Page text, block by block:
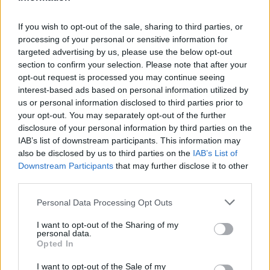
If you wish to opt-out of the sale, sharing to third parties, or
processing of your personal or sensitive information for
targeted advertising by us, please use the below opt-out
section to confirm your selection. Please note that after your
opt-out request is processed you may continue seeing
interest-based ads based on personal information utilized by
us or personal information disclosed to third parties prior to
your opt-out. You may separately opt-out of the further
disclosure of your personal information by third parties on the
IAB’s list of downstream participants. This information may
also be disclosed by us to third parties on the IAB’s List of
Downstream Participants that may further disclose it to other
Please note that this website/app uses one or more Google
not limited to your visit or usage behaviour. You may click to
grant or deny consent to Google and its third-party tags to
use your data for below specified purposes in below Google
consent section.
Personal Data Processing Opt Outs
I want to opt-out of the Sharing of my
personal data.
Opted In
I want to opt-out of the Sale of my
annyira váltak be. Dolgozóik hamar el is
tűntek, illetve jelenleg gyorsan csökken a
számuk”– mondja Mihályi Magdolna.
Több hónap, mire egy küldő
országból megérkezik az
első munkavállaló
kiépítse a folyamatait egy-egy új
területennagyon hosszú folyamat. Első az
előkészítés, ez magába foglalja a tervezési